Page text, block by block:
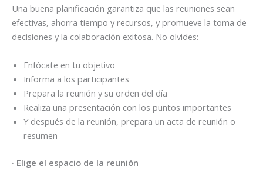
Una buena planificación garantiza que las reuniones sean
efectivas, ahorra tiempo y recursos, y promueve la toma de
decisiones y la colaboración exitosa. No olvides:
Enfócate en tu objetivo
Informa a los participantes
Prepara la reunión y su orden del día
Realiza una presentación con los puntos importantes
Y después de la reunión, prepara un acta de reunión o
resumen
· Elige el espacio de la reunión